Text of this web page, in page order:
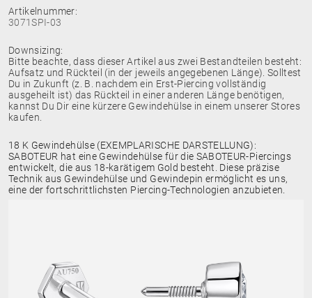
Artikelnummer:
3071SPI-03
Downsizing:
Bitte beachte, dass dieser Artikel aus zwei Bestandteilen besteht:
Aufsatz und Rückteil (in der jeweils angegebenen Länge). Solltest
Du in Zukunft (z. B. nachdem ein Erst-Piercing vollständig
ausgeheilt ist) das Rückteil in einer anderen Länge benötigen,
kannst Du Dir eine kürzere Gewindehülse in einem unserer Stores
kaufen.
18 K Gewindehülse (EXEMPLARISCHE DARSTELLUNG):
SABOTEUR hat eine Gewindehülse für die SABOTEUR-Piercings
entwickelt, die aus 18-karätigem Gold besteht. Diese präzise
Technik aus Gewindehülse und Gewindepin ermöglicht es uns,
eine der fortschrittlichsten Piercing-Technologien anzubieten.